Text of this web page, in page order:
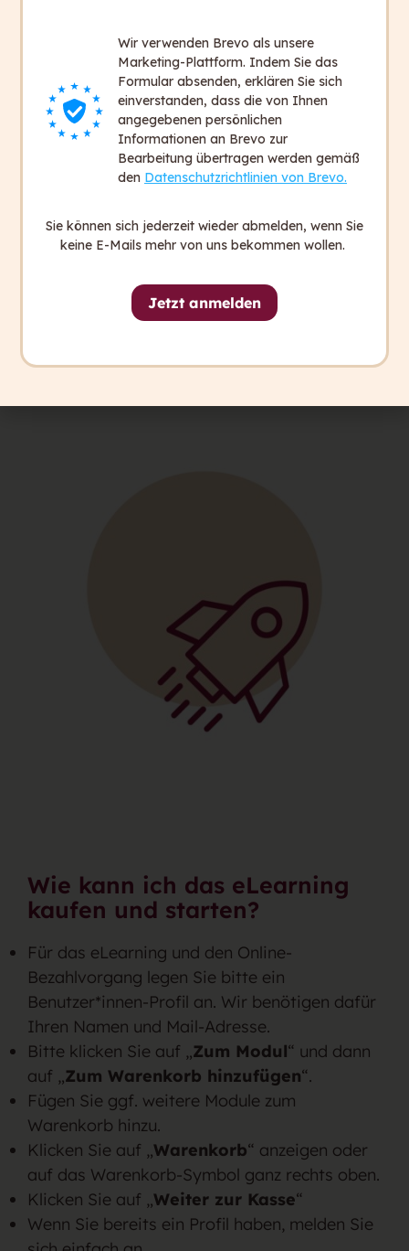
verständlich kommunizieren​"-
eLearning?
Nach dem Kauf des eLearnings werden Sie
freigeschaltet und können sofort starten.
Rechnen Sie mit ca. 90 bis 120 Minuten für
Pause.
zeitlich unbegrenzt.
Wie kann ich das eLearning
kaufen und starten?
Für das eLearning und den Online-
Bezahlvorgang legen Sie bitte ein
Benutzer*innen-Profil an. Wir benötigen dafür
Ihren Namen und Mail-Adresse.
Bitte klicken Sie auf „Zum Modul“ und dann
auf „Zum Warenkorb hinzufügen“.
Fügen Sie ggf. weitere Module zum
Warenkorb hinzu.
Klicken Sie auf „Warenkorb“ anzeigen oder
auf das Warenkorb-Symbol ganz rechts oben.
Klicken Sie auf „Weiter zur Kasse“
Wenn Sie bereits ein Profil haben, melden Sie
Wir verwenden Brevo als unsere
Marketing-Plattform. Indem Sie das
Formular absenden, erklären Sie sich
einverstanden, dass die von Ihnen
angegebenen persönlichen
Informationen an Brevo zur
Bearbeitung übertragen werden gemäß
den Datenschutzrichtlinien von Brevo.
Sie können sich jederzeit wieder abmelden, wenn Sie
keine E-Mails mehr von uns bekommen wollen.
Jetzt anmelden